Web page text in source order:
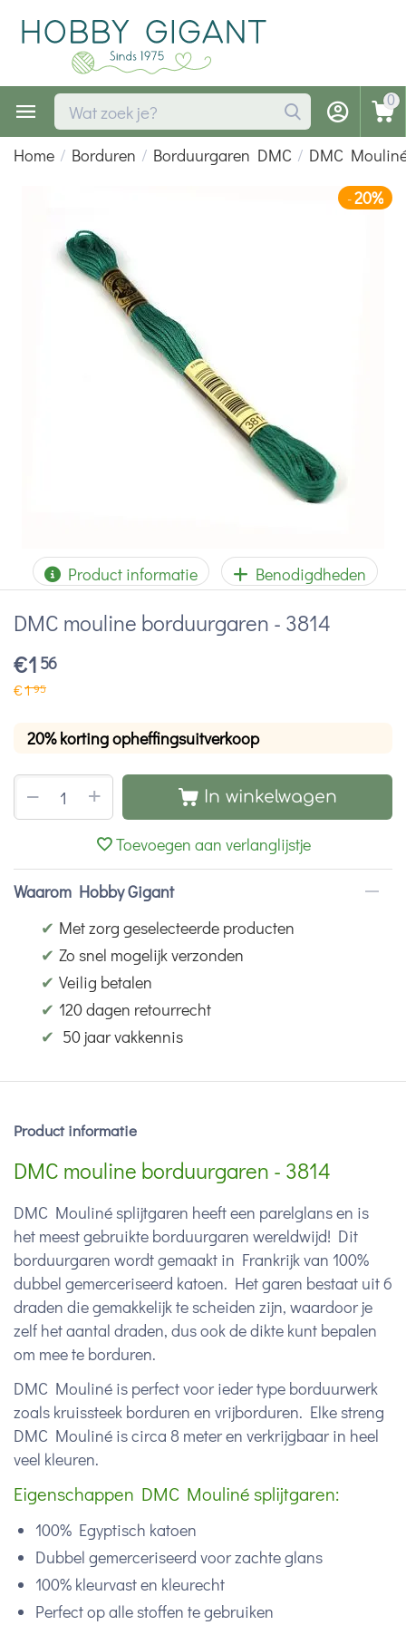
0
Home / Borduren / Borduurgaren DMC / DMC
-20%
Product informatie Benodigdheden
DMC mouline borduurgaren - 3814
€1 56
€195
20% korting opheffingsuitverkoop
+
− In winkelwagen
Toevoegen aan verlanglijstje
Waarom Hobby Gigant
✔ Met zorg geselecteerde producten
✔ Zo snel mogelijk verzonden
✔ Veilig betalen
✔ 120 dagen retourrecht
✔ 50 jaar vakkennis
Product informatie
DMC mouline borduurgaren - 3814
DMC Mouliné splijtgaren heeft een parelglans en is
het meest gebruikte borduurgaren wereldwijd! Dit
borduurgaren wordt gemaakt in Frankrijk van 100%
dubbel gemerceriseerd katoen. Het garen bestaat uit 6
draden die gemakkelijk te scheiden zijn, waardoor je
zelf het aantal draden, dus ook de dikte kunt bepalen
om mee te borduren.
DMC Mouliné is perfect voor ieder type borduurwerk
zoals kruissteek borduren en vrijborduren. Elke streng
DMC Mouliné is circa 8 meter en verkrijgbaar in heel
veel kleuren.
Eigenschappen DMC Mouliné splijtgaren:
100% Egyptisch katoen
Dubbel gemerceriseerd voor zachte glans
100% kleurvast en kleurecht
Perfect op alle stoffen te gebruiken